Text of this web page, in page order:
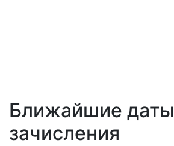
Ближайшие даты
зачисления